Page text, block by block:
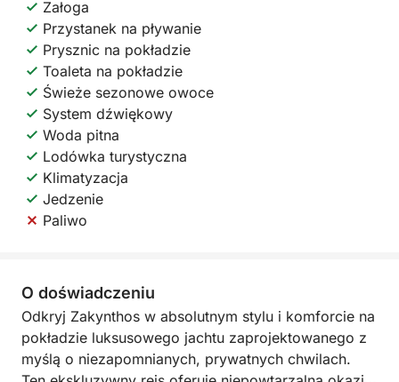
Załoga
Przystanek na pływanie
Prysznic na pokładzie
Toaleta na pokładzie
Świeże sezonowe owoce
System dźwiękowy
Woda pitna
Lodówka turystyczna
Klimatyzacja
Jedzenie
Paliwo
O doświadczeniu
Odkryj Zakynthos w absolutnym stylu i komforcie na
pokładzie luksusowego jachtu zaprojektowanego z
myślą o niezapomnianych, prywatnych chwilach.